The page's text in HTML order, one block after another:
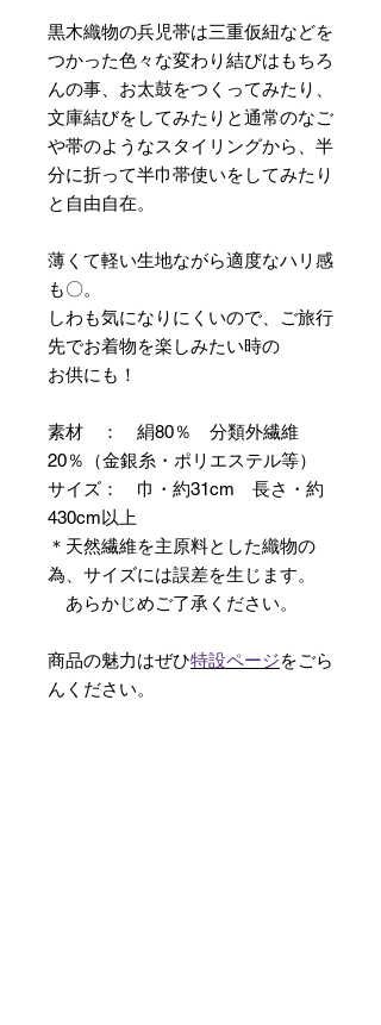
黒木織物の兵児帯は三重仮紐などを
つかった色々な変わり結びはもちろ
んの事、お太鼓をつくってみたり、
文庫結びをしてみたりと通常のなご
や帯のようなスタイリングから、半
分に折って半巾帯使いをしてみたり
と自由自在。
薄くて軽い生地ながら適度なハリ感
も〇。
しわも気になりにくいので、ご旅行
先でお着物を楽しみたい時の
お供にも！
素材 ： 絹80％ 分類外繊維
20％（金銀糸・ポリエステル等）
サイズ： 巾・約31cm 長さ・約
430cm以上
＊天然繊維を主原料とした織物の
為、サイズには誤差を生じます。
あらかじめご了承ください。
商品の魅力はぜひ特設ページをごら
んください。